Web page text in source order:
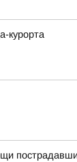
курорта